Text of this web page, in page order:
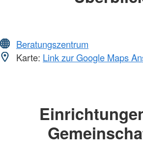
Beratungszentrum
Karte: Link zur Google Maps